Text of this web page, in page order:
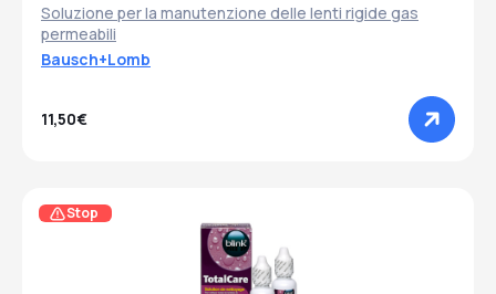
Soluzione per la manutenzione delle lenti rigide gas
permeabili
Bausch+Lomb
11,50€
Stop